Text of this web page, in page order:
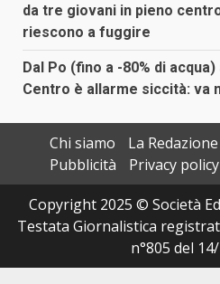
da tre giovani in pieno
riescono a fuggire
Dal Po (fino a -80% di
Centro è allarme siccità: va
Chi siamo
La
Pubblicità
Privacy policy
Copyright 2025 © Società
Testata Giornalistica
n°805 del